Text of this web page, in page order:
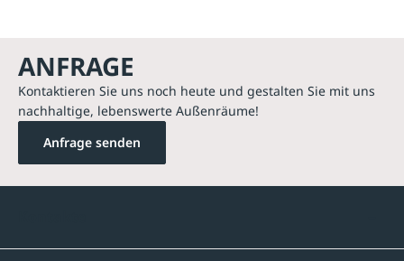
ANFRAGE
Kontaktieren Sie uns noch heute und gestalten Sie mit uns
nachhaltige, lebenswerte Außenräume!
Anfrage senden